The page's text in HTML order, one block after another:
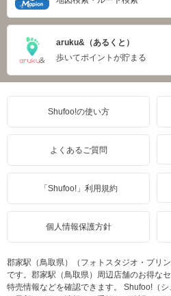
aruku&（あるくと）
歩いてポイントが貯まる
Shufoo!の使い方
よくあるご質問
「Shufoo!」利用規約
個人情報保護方針
郡家駅（鳥取県）（フォトスタジオ・プリ
です。郡家駅（鳥取県）周辺店舗のお得な
特売情報などを確認できます。 Shufoo!（